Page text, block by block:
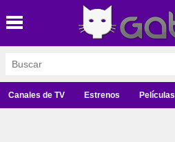
Canales de TV Estrenos Películas